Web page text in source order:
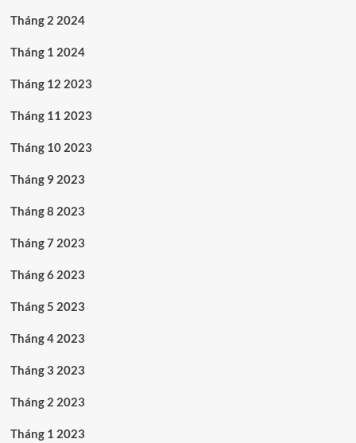
Tháng 2 2024
Tháng 1 2024
Tháng 12 2023
Tháng 11 2023
Tháng 10 2023
Tháng 9 2023
Tháng 8 2023
Tháng 7 2023
Tháng 6 2023
Tháng 5 2023
Tháng 4 2023
Tháng 3 2023
Tháng 2 2023
Tháng 1 2023